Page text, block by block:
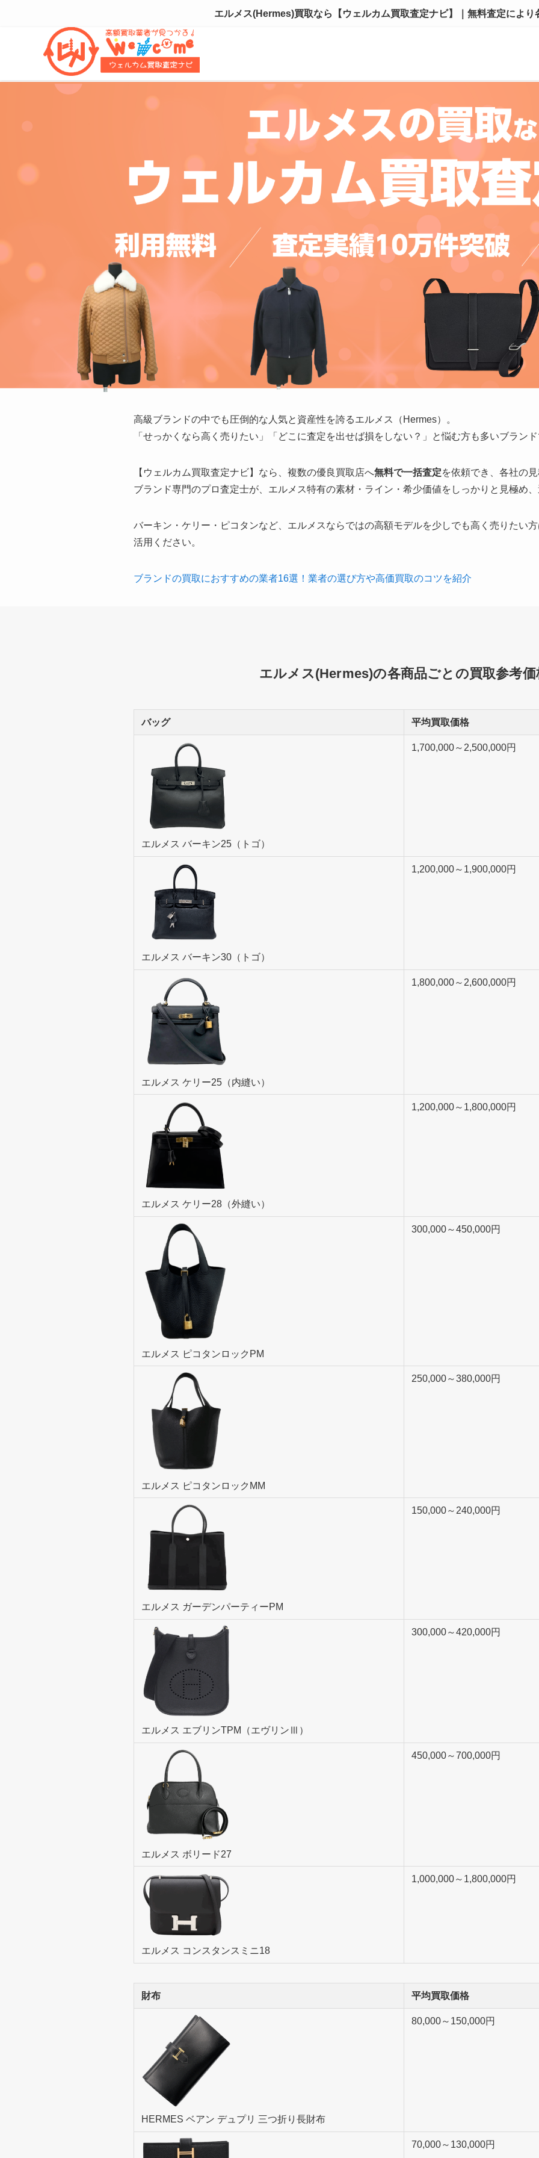
エルメス(Hermes)買取なら【ウェルカム買取査定ナビ】｜無料査定により
高級ブランドの中でも圧倒的な人気と資産性を誇るエルメス（Hermes）。
「せっかくなら高く売りたい」「どこに査定を出せば損をしない？」と悩む方も多いブラン
【ウェルカム買取査定ナビ】なら、複数の優良買取店へ無料で一括査定を依頼でき、各社の
ブランド専門のプロ査定士が、エルメス特有の素材・ライン・希少価値をしっかりと見極め
バーキン・ケリー・ピコタンなど、エルメスならではの高額モデルを少しでも高く売りたい
活用ください。
ブランドの買取におすすめの業者16選！業者の選び方や高価買取のコツを紹介
エルメス(Hermes)の各商品ごとの買取参考価
バッグ 平均買取価格
エルメス バーキン25（トゴ）
1,700,000～2,500,000円
エルメス バーキン30（トゴ）
1,200,000～1,900,000円
エルメス ケリー25（内縫い）
1,800,000～2,600,000円
エルメス ケリー28（外縫い）
1,200,000～1,800,000円
エルメス ピコタンロックPM
300,000～450,000円
エルメス ピコタンロックMM
250,000～380,000円
エルメス ガーデンパーティーPM
150,000～240,000円
エルメス エブリンTPM（エヴリンⅢ）
300,000～420,000円
エルメス ボリード27
450,000～700,000円
エルメス コンスタンスミニ18
1,000,000～1,800,000円
財布 平均買取価格
HERMES ベアン デュプリ 三つ折り長財布
80,000～150,000円
70,000～130,000円